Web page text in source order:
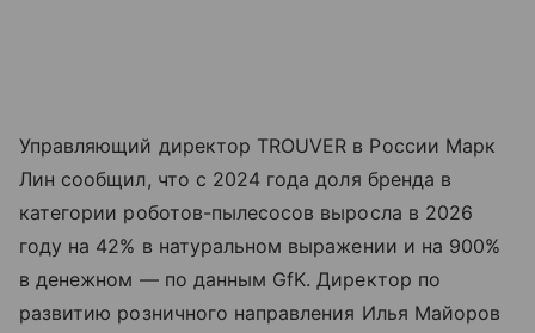
Управляющий директор TROUVER в России Марк
Лин сообщил, что с 2024 года доля бренда в
категории роботов-пылесосов выросла в 2026
году на 42% в натуральном выражении и на 900%
в денежном — по данным GfK. Директор по
развитию розничного направления Илья Майоров